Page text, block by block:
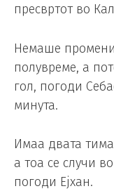
пресвртот во
Немаше
полувреме, а
гол, погоди
минута.
Имаа двата
а тоа се случи
погоди Ејхан.